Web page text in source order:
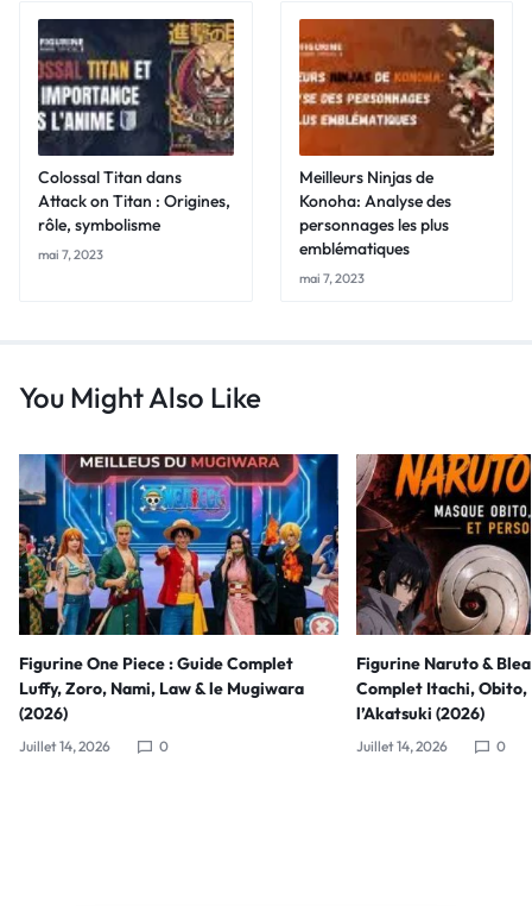
Colossal Titan dans
Attack on Titan : Origines,
rôle, symbolisme
mai 7, 2023
Meilleurs Ninjas de
Konoha: Analyse des
personnages les plus
emblématiques
mai 7, 2023
You Might Also Like
Figurine One Piece : Guide Complet
Luffy, Zoro, Nami, Law & le Mugiwara
(2026)
Juillet 14, 2026 0
Figurine Naruto &
Complet Itachi, Obito,
l’Akatsuki (2026)
Juillet 14, 2026 0